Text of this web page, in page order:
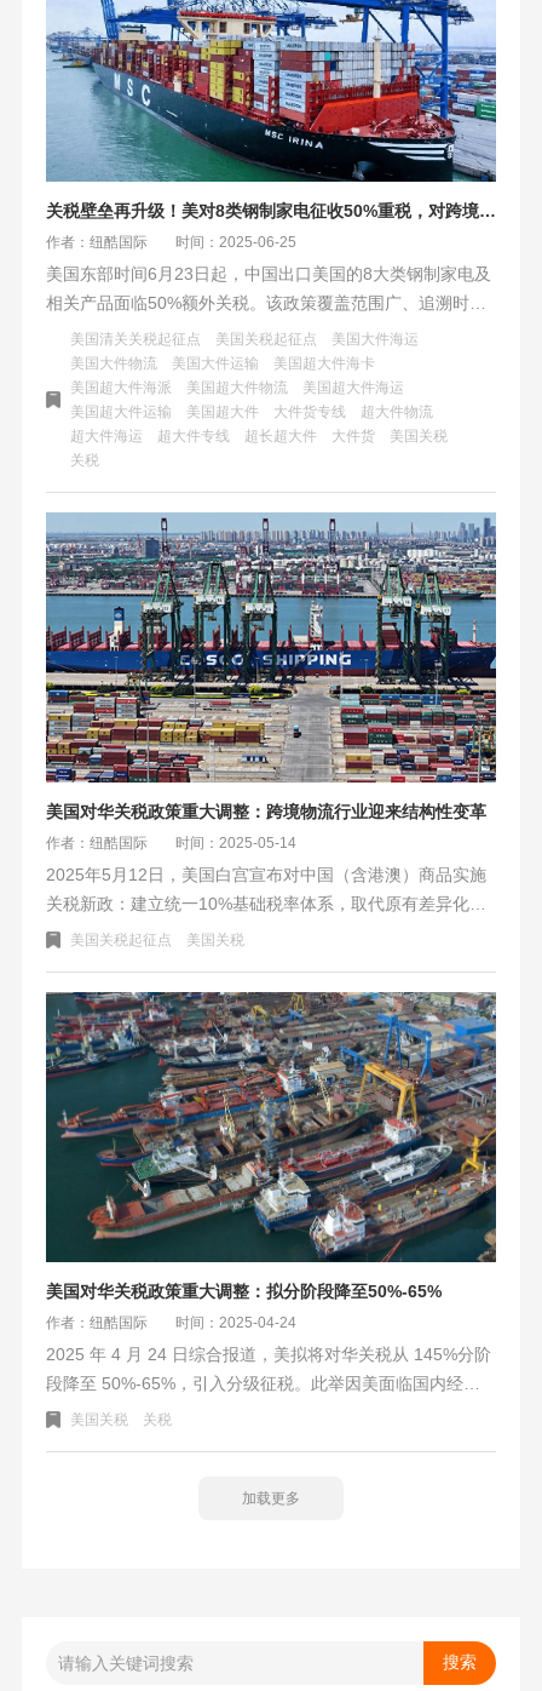
关税壁垒再升级！美对8类钢制家电征收50%重税，对跨境电商的影响
作者：纽酷国际 时间：2025-06-25
美国东部时间6月23日起，中国出口美国的8大类钢制家电及
相关产品面临50%额外关税。该政策覆盖范围广、追溯时点
严，但有豁免条款。中国卖家直面成本风暴，需优化供应链
与物流策略。纽酷国际物流提供专业超大件海运方案，助力
卖家大件出海。
美国清关关税起征点 美国关税起征点
美国大件海运
美国大件物流
美国大件运输
美国超大件海卡
美国超大件海派
美国超大件物流
美国超大件海运
美国超大件运输
美国超大件 大件货专线
超大件物流
超大件海运
超大件专线 超长超大件 大件货
美国关税
关税
美国对华关税政策重大调整：跨境物流行业迎来结构性变革
作者：纽酷国际 时间：2025-05-14
2025年5月12日，美国白宫宣布对中国（含港澳）商品实施
关税新政：建立统一10%基础税率体系，取代原有差异化结
构；敏感商品（如半导体、新能源设备）税率从125%大幅下
120%降至54%，维持100美元/件定额关税。政策转向规则化
贸易体系，预计将优化机械制造等行业成本，刺激跨境电商
发展，同时倒逼企业强化商品归类合规。建议企业利用窗口
期调整供应链，纽酷国际等物流商已推出专项服务支持关税
策略优化。
美国关税起征点 美国关税
美国对华关税政策重大调整：拟分阶段降至50%-65%
作者：纽酷国际 时间：2025-04-24
2025 年 4 月 24 日综合报道，美拟将对华关税从 145%分阶
段降至 50%-65%，引入分级征税。此举因美面临国内经济
反噬、供应链重构困境、国际盟友离心三重压力。中方回
美国关税 关税
加载更多